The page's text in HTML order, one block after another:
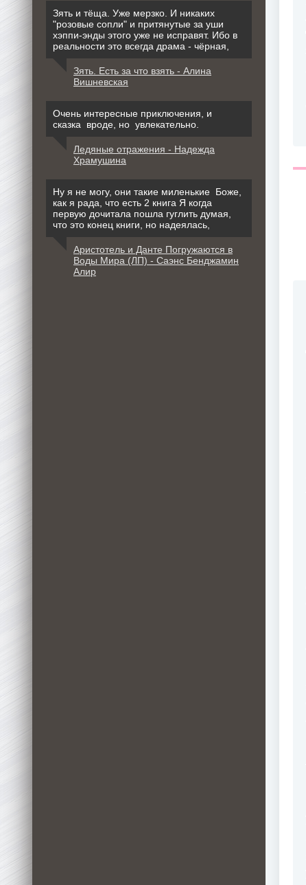
Зять и тёща. Уже мерзко. И никаких
"розовые сопли" и притянутые за уши
хэппи-энды этого уже не исправят. Ибо в
реальности это всегда драма - чёрная,
Зять. Есть за что взять - Алина
Вишневская
Очень интересные приключения, и
сказка вроде, но увлекательно.
Ледяные отражения - Надежда
Храмушина
Ну я не могу, они такие миленькие Боже,
как я рада, что есть 2 книга Я когда
первую дочитала пошла гуглить думая,
что это конец книги, но надеялась,
Аристотель и Данте Погружаются в
Воды Мира (ЛП) - Саэнс Бенджамин
Алир